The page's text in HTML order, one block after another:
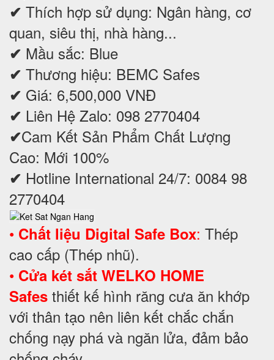
✔ Thích hợp sử dụng: Ngân hàng, cơ
quan, siêu thị, nhà hàng...
✔ Mầu sắc: Blue
✔ Thương hiệu: BEMC Safes
✔ Giá: 6,500,000 VNĐ
✔ Liên Hệ Zalo: 098 2770404
✔Cam Kết Sản Phẩm Chất Lượng
Cao: Mới 100%
✔ Hotline International 24/7: 0084 98
2770404
• Chất liệu Digital Safe Box: Thép
cao cấp (Thép nhũ).
• Cửa két sắt WELKO HOME
Safes thiết kế hình răng cưa ăn khớp
với thân tạo nên liên kết chắc chắn
chống nạy phá và ngăn lửa, đảm bảo